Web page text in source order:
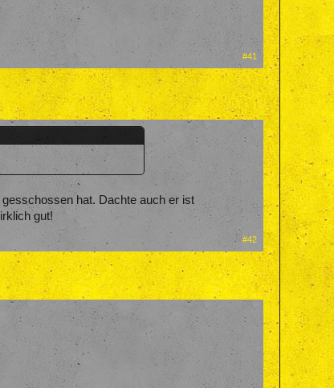
#41
hat. Dachte auch er ist
gut!
#42